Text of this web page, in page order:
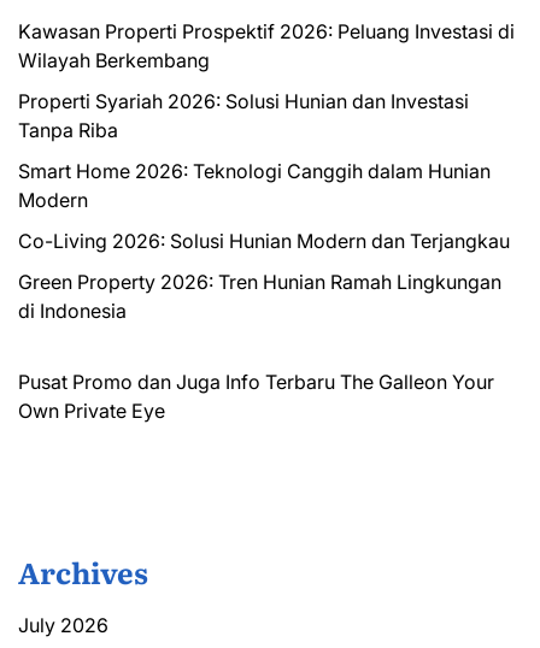
Kawasan Properti Prospektif 2026: Peluang Investasi di
Wilayah Berkembang
Properti Syariah 2026: Solusi Hunian dan Investasi
Tanpa Riba
Smart Home 2026: Teknologi Canggih dalam Hunian
Modern
Co-Living 2026: Solusi Hunian Modern dan Terjangkau
Green Property 2026: Tren Hunian Ramah Lingkungan
di Indonesia
Pusat Promo dan Juga Info Terbaru The Galleon Your
Own Private Eye
Archives
July 2026